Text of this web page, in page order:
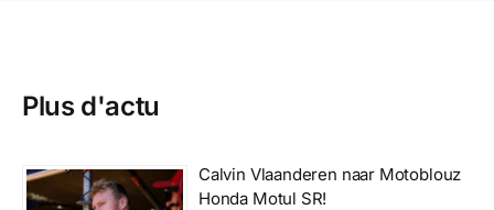
Plus d'actu
Calvin Vlaanderen naar Motoblouz
Honda Motul SR!